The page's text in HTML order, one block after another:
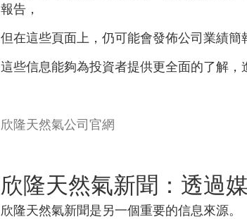
報告，
但在這些頁面上，仍可能會發佈公司業績簡
這些信息能夠為投資者提供更全面的了解，
欣隆天然氣公司官網
欣隆天然氣新聞：透過
欣隆天然氣新聞是另一個重要的信息來源。